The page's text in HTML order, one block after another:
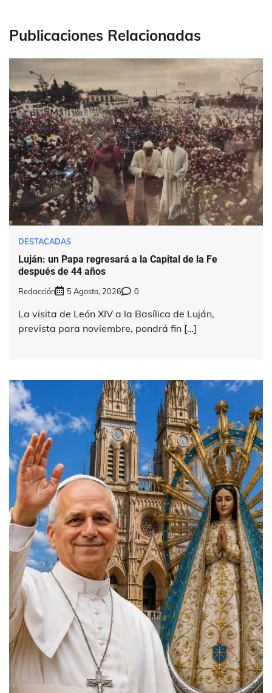
Publicaciones Relacionadas
DESTACADAS
Luján: un Papa regresará a la Capital de la Fe
después de 44 años
Redacción 5 Agosto, 2026 0
La visita de León XIV a la Basílica de Luján,
prevista para noviembre, pondrá fin […]